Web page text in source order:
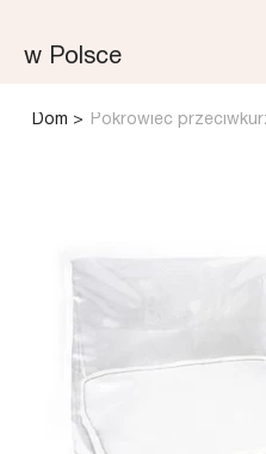
w Polsce
Dom > Pokrowiec